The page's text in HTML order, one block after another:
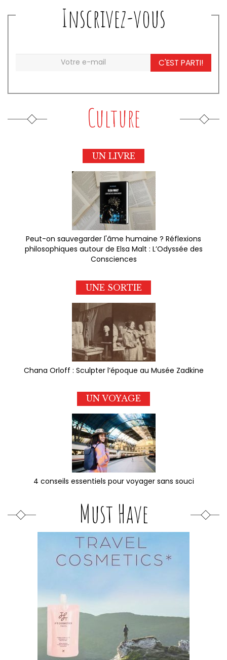
Inscrivez-vous
C'EST PARTI!
Culture
UN LIVRE
Peut-on sauvegarder l'âme humaine ? Réflexions
philosophiques autour de Elsa Malt : L’Odyssée des
Consciences
UNE SORTIE
Chana Orloff : Sculpter l’époque au Musée Zadkine
UN VOYAGE
4 conseils essentiels pour voyager sans souci
Must Have